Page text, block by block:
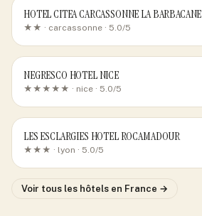
HOTEL CITEA CARCASSONNE LA BARBACANE
★★ · carcassonne · 5.0/5
NEGRESCO HOTEL NICE
★★★★★ · nice · 5.0/5
LES ESCLARGIES HOTEL ROCAMADOUR
★★★ · lyon · 5.0/5
Voir tous les hôtels en France →